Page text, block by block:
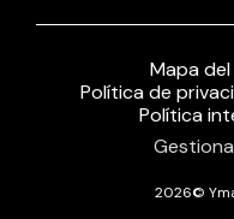
2026©
Mapa
Política de
Política